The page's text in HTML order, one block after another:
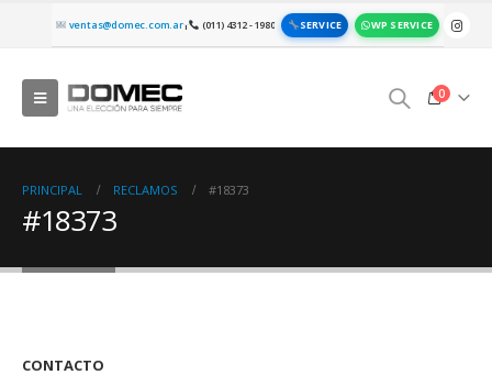
ventas@domec.com.ar| (011) 4312 - 1980 SERVICE WP SERVICE
0
PRINCIPAL RECLAMOS #18373
#18373
CONTACTO